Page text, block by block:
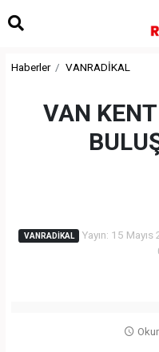
Haberler VANRADİKAL
VAN
VANRADİKAL
Yayın: 15